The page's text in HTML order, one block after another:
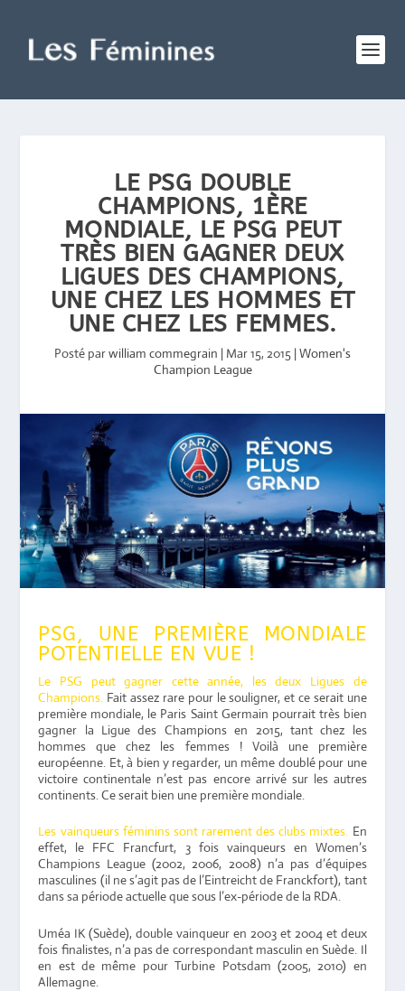
LE PSG DOUBLE
CHAMPIONS, 1ÈRE
MONDIALE, LE PSG PEUT
TRÈS BIEN GAGNER DEUX
LIGUES DES CHAMPIONS,
UNE CHEZ LES HOMMES ET
UNE CHEZ LES FEMMES.
Posté parwilliam commegrain | Mar 15, 2015 |Women's
Champion League
PSG, UNE PREMIÈRE MONDIALE
POTENTIELLE EN VUE !
Le PSG peut gagner cette année, les deux Ligues de
Champions. Fait assez rare pour le souligner, et ce serait une
première mondiale, le Paris Saint Germain pourrait très bien
gagner la Ligue des Champions en 2015, tant chez les
hommes que chez les femmes ! Voilà une première
européenne. Et, à bien y regarder, un même doublé pour une
victoire continentale n’est pas encore arrivé sur les autres
continents. Ce serait bien une première mondiale.
Les vainqueurs féminins sont rarement des clubs mixtes. En
effet, le FFC Francfurt, 3 fois vainqueurs en Women’s
Champions League (2002, 2006, 2008) n’a pas d’équipes
masculines (il ne s’agit pas de l’Eintreicht de Franckfort), tant
dans sa période actuelle que sous l’ex-période de la RDA.
Uméa IK (Suède), double vainqueur en 2003 et 2004 et deux
fois finalistes, n’a pas de correspondant masculin en Suède. Il
en est de même pour Turbine Potsdam (2005, 2010) en
Allemagne.